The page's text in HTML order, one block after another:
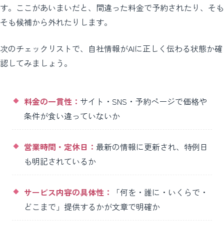
す。ここがあいまいだと、間違った料金で予約されたり、そも
そも候補から外れたりします。
次のチェックリストで、自社情報がAIに正しく伝わる状態か確
認してみましょう。
料金の一貫性： サイト・SNS・予約ページで価格や
条件が食い違っていないか
営業時間・定休日： 最新の情報に更新され、特例日
も明記されているか
サービス内容の具体性：
「何を・誰に・いくらで・
どこまで」提供するかが文章で明確か